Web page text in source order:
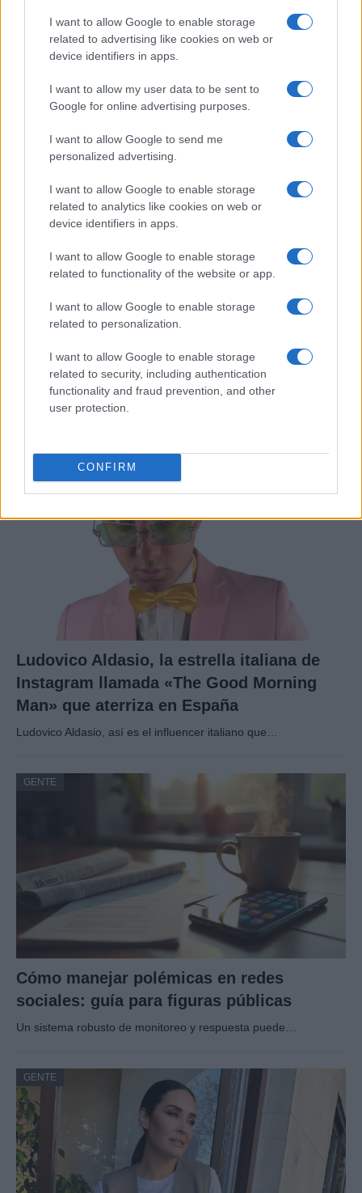
I want to allow Google to enable storage
related to advertising like cookies on web or
device identifiers in apps.
I want to allow my user data to be sent to
Google for online advertising purposes.
I want to allow Google to send me
personalized advertising.
I want to allow Google to enable storage
related to analytics like cookies on web or
device identifiers in apps.
I want to allow Google to enable storage
related to functionality of the website or app.
I want to allow Google to enable storage
related to personalization.
I want to allow Google to enable storage
related to security, including authentication
functionality and fraud prevention, and other
user protection.
CONFIRM
Senado: «Voy a ir»
Risto Mejide, pillado con su nueva novia:
“Ya no se esconden”
Han pillado al presentador Risto Mejide y a…
Ludovico Aldasio, la estrella italiana de
Instagram llamada «The Good Morning
Man» que aterriza en España
Ludovico Aldasio, así es el influencer italiano que…
GENTE
Cómo manejar polémicas en redes
sociales: guía para figuras públicas
Un sistema robusto de monitoreo y respuesta puede…
GENTE